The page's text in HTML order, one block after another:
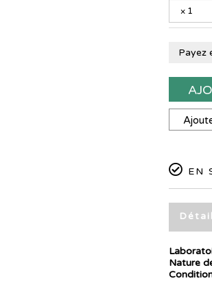
Payez
EN
Nature